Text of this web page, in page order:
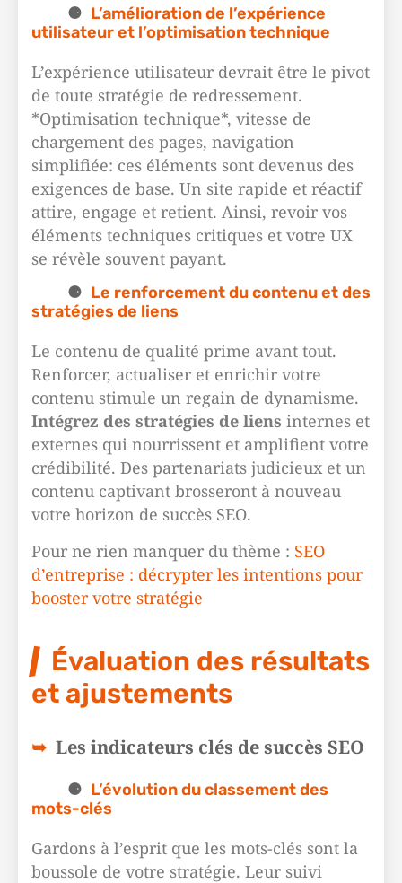
L’amélioration de l’expérience
utilisateur et l’optimisation technique
L’expérience utilisateur devrait être le pivot
de toute stratégie de redressement.
*Optimisation technique*, vitesse de
chargement des pages, navigation
simplifiée: ces éléments sont devenus des
exigences de base. Un site rapide et réactif
attire, engage et retient. Ainsi, revoir vos
éléments techniques critiques et votre UX
se révèle souvent payant.
Le renforcement du contenu et des
stratégies de liens
Le contenu de qualité prime avant tout.
Renforcer, actualiser et enrichir votre
contenu stimule un regain de dynamisme.
Intégrez des stratégies de liens internes et
externes qui nourrissent et amplifient votre
crédibilité. Des partenariats judicieux et un
contenu captivant brosseront à nouveau
votre horizon de succès SEO.
Pour ne rien manquer du thème : SEO
d’entreprise : décrypter les intentions pour
booster votre stratégie
Évaluation des résultats
et ajustements
Les indicateurs clés de succès SEO
L’évolution du classement des
mots-clés
Gardons à l’esprit que les mots-clés sont la
boussole de votre stratégie. Leur suivi